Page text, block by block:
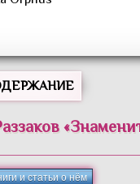
«
и статьи о нём